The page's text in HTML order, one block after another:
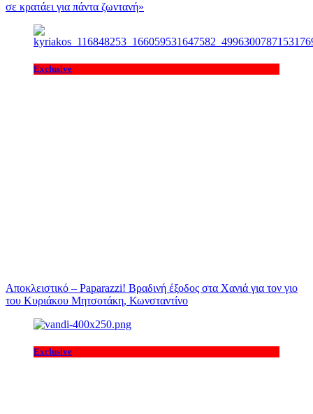
σε κρατάει για πάντα ζωντανή»
Exclusive
Αποκλειστικό – Paparazzi! Βραδινή έξοδος στα Χανιά για τον γιο
του Κυριάκου Μητσοτάκη, Κωνσταντίνο
Exclusive